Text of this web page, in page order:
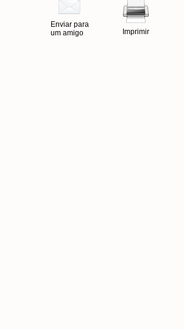
Enviar para
um amigo
Imprimir